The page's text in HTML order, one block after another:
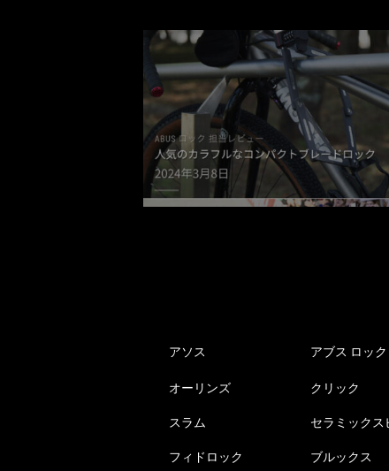
アソス アブス ロック
オーリンズ クリック
スラム セラミックス
フィドロック ブルックス